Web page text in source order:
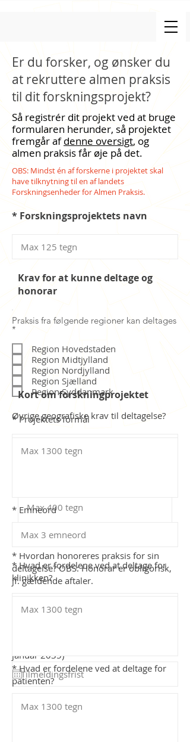
Er du forsker, og ønsker du
at rekruttere almen praksis
til dit forskningsprojekt?
Så registrér dit projekt ved at bruge
formularen herunder, så projektet
fremgår afdenne oversigt, og
almen praksisfår øje på det.
OBS: Mindst én af forskerne i projektet skal
have tilknytning til en af landets
Forskningsenheder for Almen Praksis.
* Forskningsprojektets navn
Krav for at kunne deltage og
honorar
Praksis fra følgende regioner kan deltages
*
k
r
æ
v
e
t
Region Hovedstaden
Region Midtjylland
Region Nordjylland
Region Sjælland
Region Syddanmark
Øvrige geografiske krav til deltagelse?
* Hvordan honoreres praksis for sin
deltagelse? OBS: Honorar er obligorisk,
jf. gældende aftaler.
januar 2035)
Kort om forskningprojektet
* Projektets formål
* Emneord
* Hvad er fordelene ved at deltage for
klinikken?
* Hvad er fordelene ved at deltage for
patienten?